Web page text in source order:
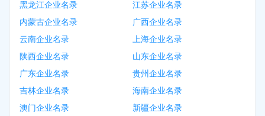
黑龙江企业名录
江苏企业名录
内蒙古企业名录
广西企业名录
云南企业名录
上海企业名录
陕西企业名录
山东企业名录
广东企业名录
贵州企业名录
吉林企业名录
海南企业名录
澳门企业名录
新疆企业名录